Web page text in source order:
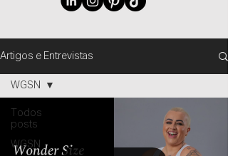
Artigos e Entrevistas
Todos
posts
WGSN
WGSN